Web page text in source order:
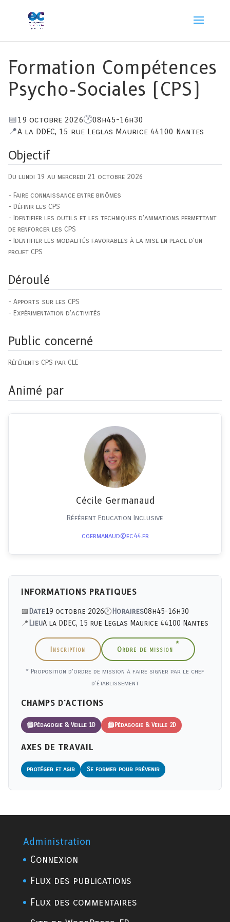
Formation Compétences
Psycho-Sociales (CPS)
19 octobre 2026
08h45-16h30
A la DDEC, 15 rue Leglas Maurice 44100 Nantes
Objectif
Du lundi 19 au mercredi 21 octobre 2026
- Faire connaissance entre binômes
- Définir les CPS
- Identifier les outils et les techniques d’animations permettant
de renforcer les CPS
- Identifier les modalités favorables à la mise en place d’un
projet CPS
Déroulé
- Apports sur les CPS
- Expérimentation d’activités
Public concerné
Référents CPS par CLE
Animé par
Cécile Germanaud
Référent Education Inclusive
cgermanaud@ec44.fr
INFORMATIONS PRATIQUES
Date19 octobre 2026 Horaires08h45-16h30
LieuA la DDEC, 15 rue Leglas Maurice 44100 Nantes
Inscription Ordre de mission
*
* Proposition d'ordre de mission à faire signer par le chef
d'établissement
CHAMPS D'ACTIONS
Pédagogie & Veille 1D Pédagogie & Veille 2D
AXES DE TRAVAIL
protéger et agir Se former pour prévenir
Administration
Connexion
Flux des publications
Flux des commentaires